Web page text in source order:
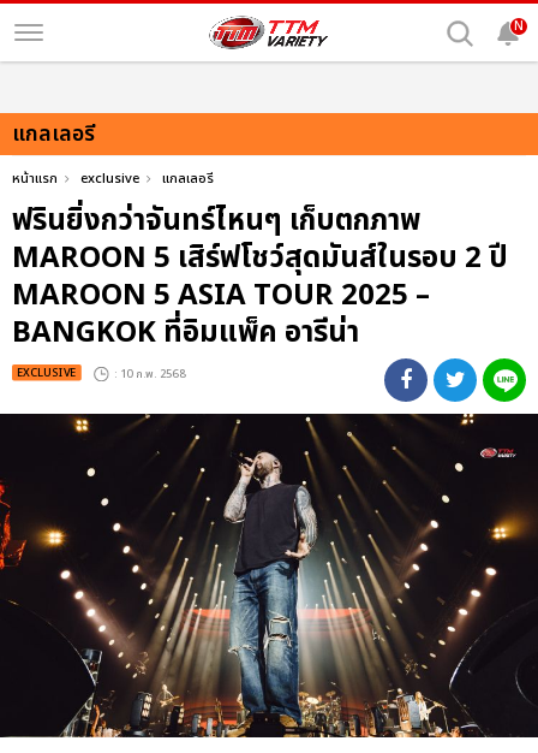
N
แกลเลอรี
หน้าแรก exclusive แกลเลอรี
ฟรินยิ่งกว่าจันทร์ไหนๆ เก็บตกภาพ
MAROON 5 เสิร์ฟโชว์สุดมันส์ในรอบ 2 ปี
MAROON 5 ASIA TOUR 2025 –
BANGKOK ที่อิมแพ็ค อารีน่า
EXCLUSIVE : 10 ก.พ. 2568